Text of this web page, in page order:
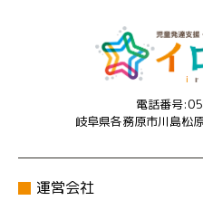
電話番号
岐阜県各務原市川島松
運営会社